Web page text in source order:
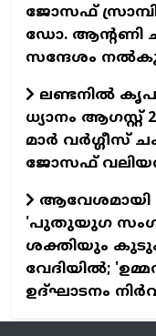
ജോസഫ്
ഡോ. ആന്റണി
സന്ദേശം
ലണ്ടനില്‍
ധ്യാനം
മാര്‍ വര്‍ഗ്ഗീസ്
ജോസഫ്
'പുതുയുഗ
ശക്തിയും
വേദിയില്‍;
ഉദ്ഘാടനം